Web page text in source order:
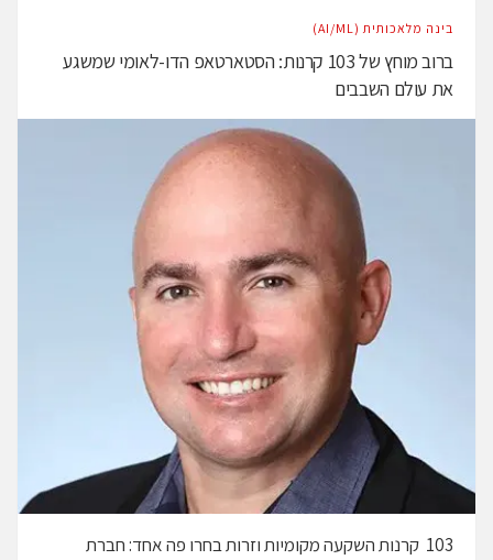
בינה מלאכותית (AI/ML)
ברוב מוחץ של 103 קרנות: הסטארטאפ הדו-לאומי שמשגע
את עולם השבבים
103 קרנות השקעה מקומיות וזרות בחרו פה אחד: חברת